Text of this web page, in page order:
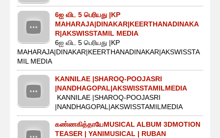
6ஐ விட 5 பெரியது |KP
MAHARAJA|DINAKAR|KEERTHANADINAKA
R|AKSWISSTAMIL MEDIA
6ஐ விட 5 பெரியது |KP
MAHARAJA|DINAKAR|KEERTHANADINAKAR|AKSWISSTA
MIL MEDIA
KANNILAE |SHAROQ-POOJASRI
|NANDHAGOPAL|AKSWISSTAMILMEDIA
KANNILAE |SHAROQ-POOJASRI
|NANDHAGOPAL|AKSWISSTAMILMEDIA
கண்ணகித்தாயேMUSICAL ALBUM 3DMOTION
TEASER | YANIMUSICAL | RUBAN